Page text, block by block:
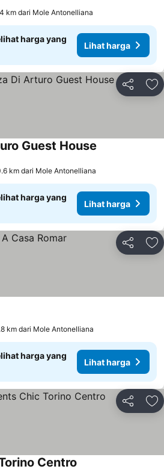
km dari Mole Antonelliana
harga yang
Lihat harga
Bagikan
Guest House
km dari Mole Antonelliana
harga yang
Lihat harga
Bagikan
km dari Mole Antonelliana
harga yang
Lihat harga
Bagikan
Centro